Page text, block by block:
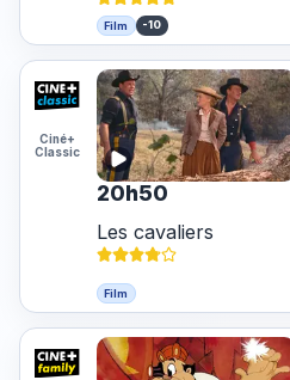
Film -10
Ciné+
Classic
20h50
Les cavaliers
Film